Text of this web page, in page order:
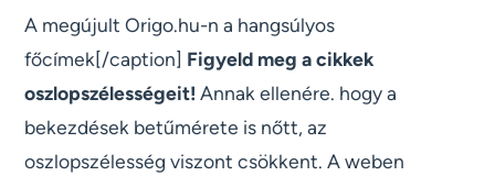
A megújult Origo.hu-n a hangsúlyos
főcímek[/caption] Figyeld meg a cikkek
oszlopszélességeit! Annak ellenére. hogy a
bekezdések betűmérete is nőtt, az
oszlopszélesség viszont csökkent. A weben